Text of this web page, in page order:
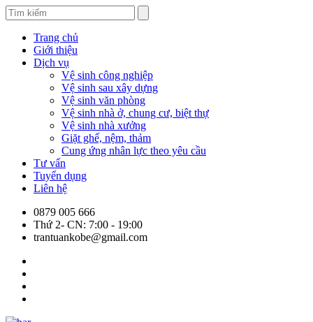
Trang chủ
Giới thiệu
Dịch vụ
Vệ sinh công nghiệp
Vệ sinh sau xây dựng
Vệ sinh văn phòng
Vệ sinh nhà ở, chung cư, biệt thự
Vệ sinh nhà xưởng
Giặt ghế, nệm, thảm
Cung ứng nhân lực theo yêu cầu
Tư vấn
Tuyển dụng
Liên hệ
0879 005 666
Thứ 2- CN: 7:00 - 19:00
trantuankobe@gmail.com